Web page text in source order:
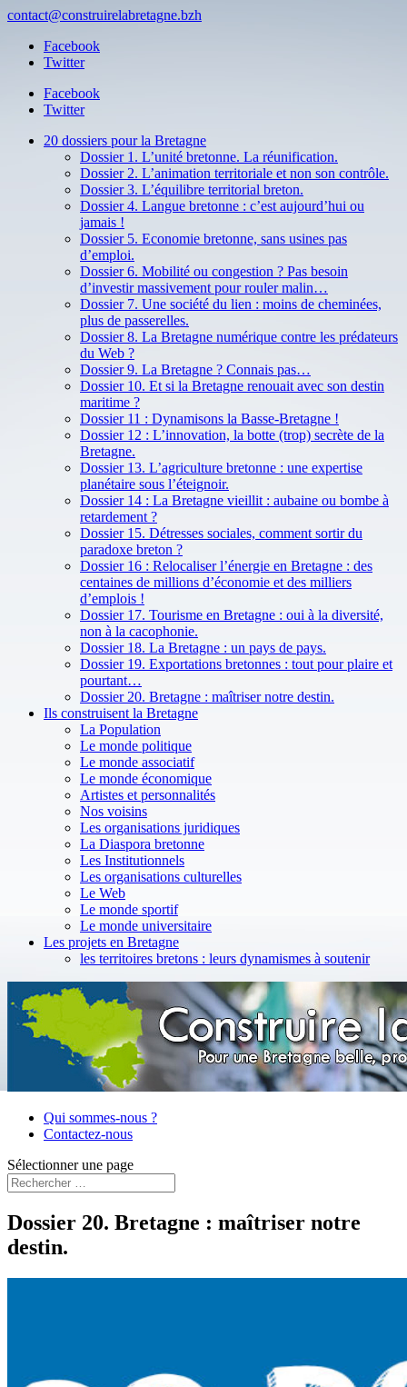
contact@construirelabretagne.bzh
Facebook
Twitter
Facebook
Twitter
20 dossiers pour la Bretagne
Dossier 1. L’unité bretonne. La réunification.
Dossier 2. L’animation territoriale et non son contrôle.
Dossier 3. L’équilibre territorial breton.
Dossier 4. Langue bretonne : c’est aujourd’hui ou
jamais !
Dossier 5. Economie bretonne, sans usines pas
d’emploi.
Dossier 6. Mobilité ou congestion ? Pas besoin
d’investir massivement pour rouler malin…
Dossier 7. Une société du lien : moins de cheminées,
plus de passerelles.
Dossier 8. La Bretagne numérique contre les prédateurs
du Web ?
Dossier 9. La Bretagne ? Connais pas…
Dossier 10. Et si la Bretagne renouait avec son destin
maritime ?
Dossier 11 : Dynamisons la Basse-Bretagne !
Dossier 12 : L’innovation, la botte (trop) secrète de la
Bretagne.
Dossier 13. L’agriculture bretonne : une expertise
planétaire sous l’éteignoir.
Dossier 14 : La Bretagne vieillit : aubaine ou bombe à
retardement ?
Dossier 15. Détresses sociales, comment sortir du
paradoxe breton ?
Dossier 16 : Relocaliser l’énergie en Bretagne : des
centaines de millions d’économie et des milliers
d’emplois !
Dossier 17. Tourisme en Bretagne : oui à la diversité,
non à la cacophonie.
Dossier 18. La Bretagne : un pays de pays.
Dossier 19. Exportations bretonnes : tout pour plaire et
pourtant…
Dossier 20. Bretagne : maîtriser notre destin.
Ils construisent la Bretagne
La Population
Le monde politique
Le monde associatif
Le monde économique
Artistes et personnalités
Nos voisins
Les organisations juridiques
La Diaspora bretonne
Les Institutionnels
Les organisations culturelles
Le Web
Le monde sportif
Le monde universitaire
Les projets en Bretagne
les territoires bretons : leurs dynamismes à soutenir
Qui sommes-nous ?
Contactez-nous
Sélectionner une page
Dossier 20. Bretagne : maîtriser notre
destin.